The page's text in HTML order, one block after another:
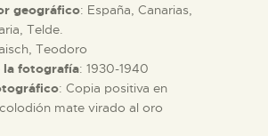
geográfico: España, Canarias,
Telde.
Teodoro
la fotografía: 1930-1940
: Copia positiva en
mate virado al oro